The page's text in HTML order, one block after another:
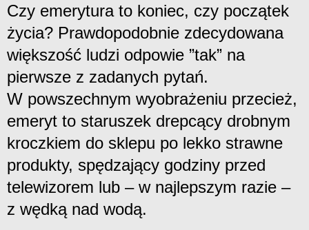
Czy emerytura to koniec, czy początek
życia? Prawdopodobnie zdecydowana
większość ludzi odpowie ”tak” na
pierwsze z zadanych pytań.
W powszechnym wyobrażeniu przecież,
emeryt to staruszek drepcący drobnym
kroczkiem do sklepu po lekko strawne
produkty, spędzający godziny przed
telewizorem lub – w najlepszym razie –
z wędką nad wodą.